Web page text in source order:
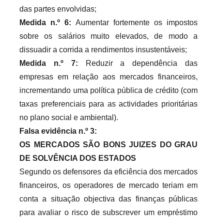
das partes envolvidas;
Medida n.º 6: Aumentar fortemente os impostos
sobre os salários muito elevados, de modo a
dissuadir a corrida a rendimentos insustentáveis;
Medida n.º 7: Reduzir a dependência das
empresas em relação aos mercados financeiros,
incrementando uma política pública de crédito (com
taxas preferenciais para as actividades prioritárias
no plano social e ambiental).
Falsa evidência n.º 3:
OS MERCADOS SÃO BONS JUIZES DO GRAU
DE SOLVÊNCIA DOS ESTADOS
Segundo os defensores da eficiência dos mercados
financeiros, os operadores de mercado teriam em
conta a situação objectiva das finanças públicas
para avaliar o risco de subscrever um empréstimo